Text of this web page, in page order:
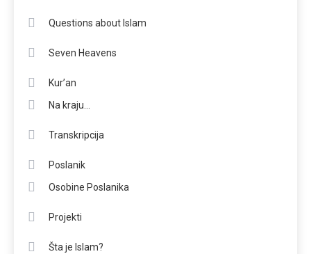
Questions about Islam
Seven Heavens
Kur’an
Na kraju…
Transkripcija
Poslanik
Osobine Poslanika
Projekti
Šta je Islam?